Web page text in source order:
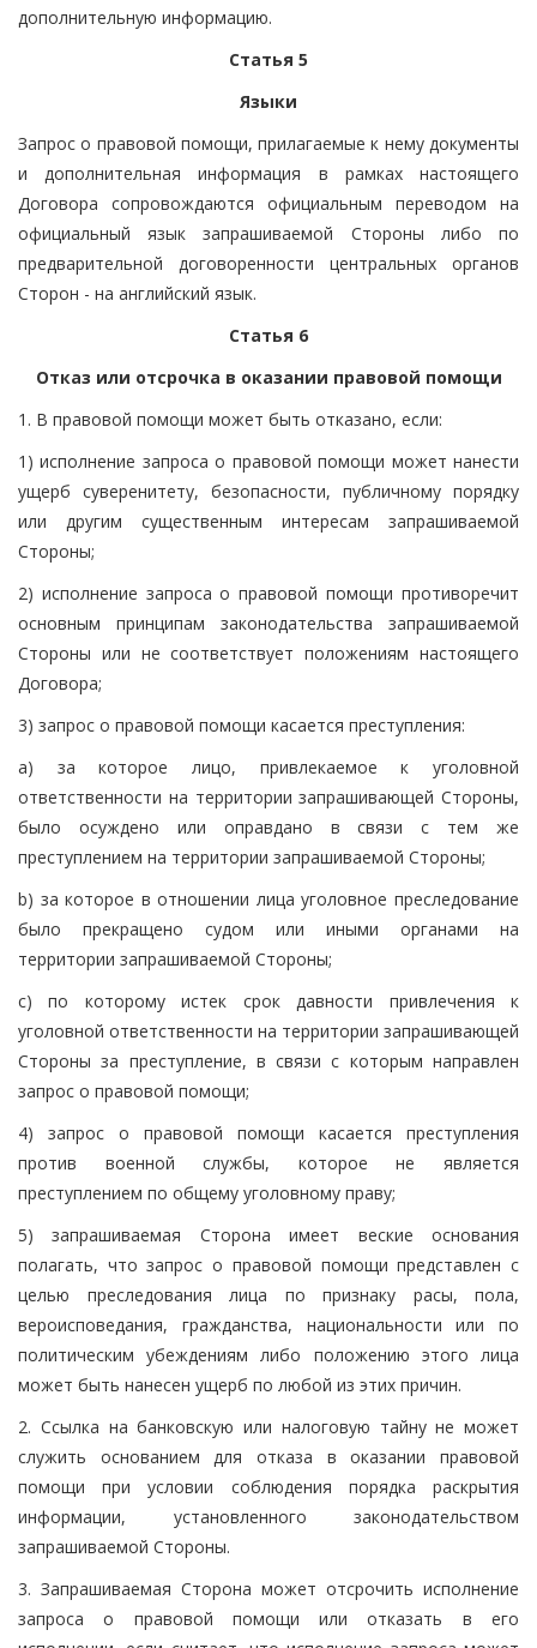
дополнительную информацию.
Статья 5
Языки
Запрос о правовой помощи, прилагаемые к нему документы
и дополнительная информация в рамках настоящего
Договора сопровождаются официальным переводом на
официальный язык запрашиваемой Стороны либо по
предварительной договоренности центральных органов
Сторон - на английский язык.
Статья 6
Отказ или отсрочка в оказании правовой помощи
1. В правовой помощи может быть отказано, если:
1) исполнение запроса о правовой помощи может нанести
ущерб суверенитету, безопасности, публичному порядку
или другим существенным интересам запрашиваемой
Стороны;
2) исполнение запроса о правовой помощи противоречит
основным принципам законодательства запрашиваемой
Стороны или не соответствует положениям настоящего
Договора;
3) запрос о правовой помощи касается преступления:
a) за которое лицо, привлекаемое к уголовной
ответственности на территории запрашивающей Стороны,
было осуждено или оправдано в связи с тем же
преступлением на территории запрашиваемой Стороны;
b) за которое в отношении лица уголовное преследование
было прекращено судом или иными органами на
территории запрашиваемой Стороны;
c) по которому истек срок давности привлечения к
уголовной ответственности на территории запрашивающей
Стороны за преступление, в связи с которым направлен
запрос о правовой помощи;
4) запрос о правовой помощи касается преступления
против военной службы, которое не является
преступлением по общему уголовному праву;
5) запрашиваемая Сторона имеет веские основания
полагать, что запрос о правовой помощи представлен с
целью преследования лица по признаку расы, пола,
вероисповедания, гражданства, национальности или по
политическим убеждениям либо положению этого лица
может быть нанесен ущерб по любой из этих причин.
2. Ссылка на банковскую или налоговую тайну не может
служить основанием для отказа в оказании правовой
помощи при условии соблюдения порядка раскрытия
информации, установленного законодательством
запрашиваемой Стороны.
3. Запрашиваемая Сторона может отсрочить исполнение
запроса о правовой помощи или отказать в его